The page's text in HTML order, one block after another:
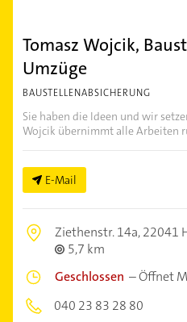
Tomasz Wojcik,
Umzüge
BAUSTELLENABSICHERUNG
Sie haben die Ideen und wir
Wojcik übernimmt alle Arbeiten
E-Mail
Ziethenstr. 14a,22041
5,7 km
Geschlossen –Öffnet
040 23 83 28 80